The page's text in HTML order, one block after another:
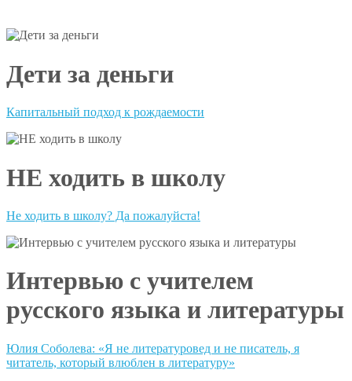
Дети за деньги
Капитальный подход к рождаемости
НЕ ходить в школу
Не ходить в школу? Да пожалуйста!
Интервью с учителем
русского языка и литературы
Юлия Соболева: «Я не литературовед и не писатель, я
читатель, который влюблен в литературу»